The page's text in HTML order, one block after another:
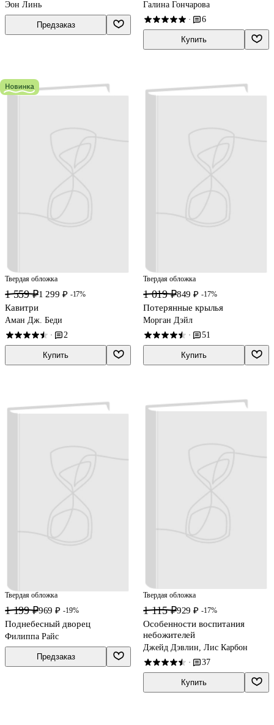
Эон Линь
Предзаказ
Галина Гончарова
· 6
Купить
Твердая обложка
1 559 ₽1 299 ₽ -17%
Кавитри
Аман Дж. Беди
· 2
Купить
Твердая обложка
1 019 ₽849 ₽ -17%
Потерянные крылья
Морган Дэйл
· 51
Купить
Твердая обложка
1 199 ₽969 ₽ -19%
Поднебесный дворец
Филиппа Райс
Предзаказ
Твердая обложка
1 115 ₽929 ₽ -17%
Особенности воспитания
небожителей
Джейд Дэвлин, Лис Карбон
· 37
Купить